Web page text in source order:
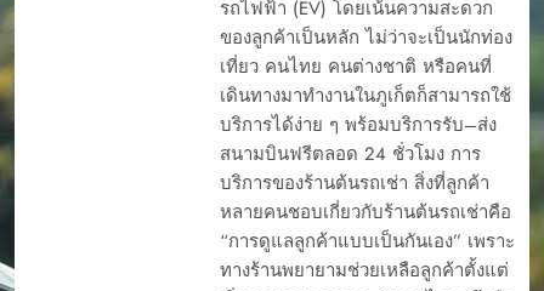
รถไฟฟ้า (EV) โดยเน้นความสะดวก
ของลูกค้าเป็นหลัก ไม่ว่าจะเป็นนักท่อง
เที่ยว คนไทย คนต่างชาติ หรือคนที่
เดินทางมาทำงานในภูเก็ตก็สามารถใช้
บริการได้ง่าย ๆ พร้อมบริการรับ–ส่ง
สนามบินฟรีตลอด 24 ชั่วโมง การ
บริการของร้านต้นรถเช่า สิ่งที่ลูกค้า
หลายคนชอบเกี่ยวกับร้านต้นรถเช่าคือ
“การดูแลลูกค้าแบบเป็นกันเอง” เพราะ
ทางร้านพยายามช่วยเหลือลูกค้าตั้งแต่